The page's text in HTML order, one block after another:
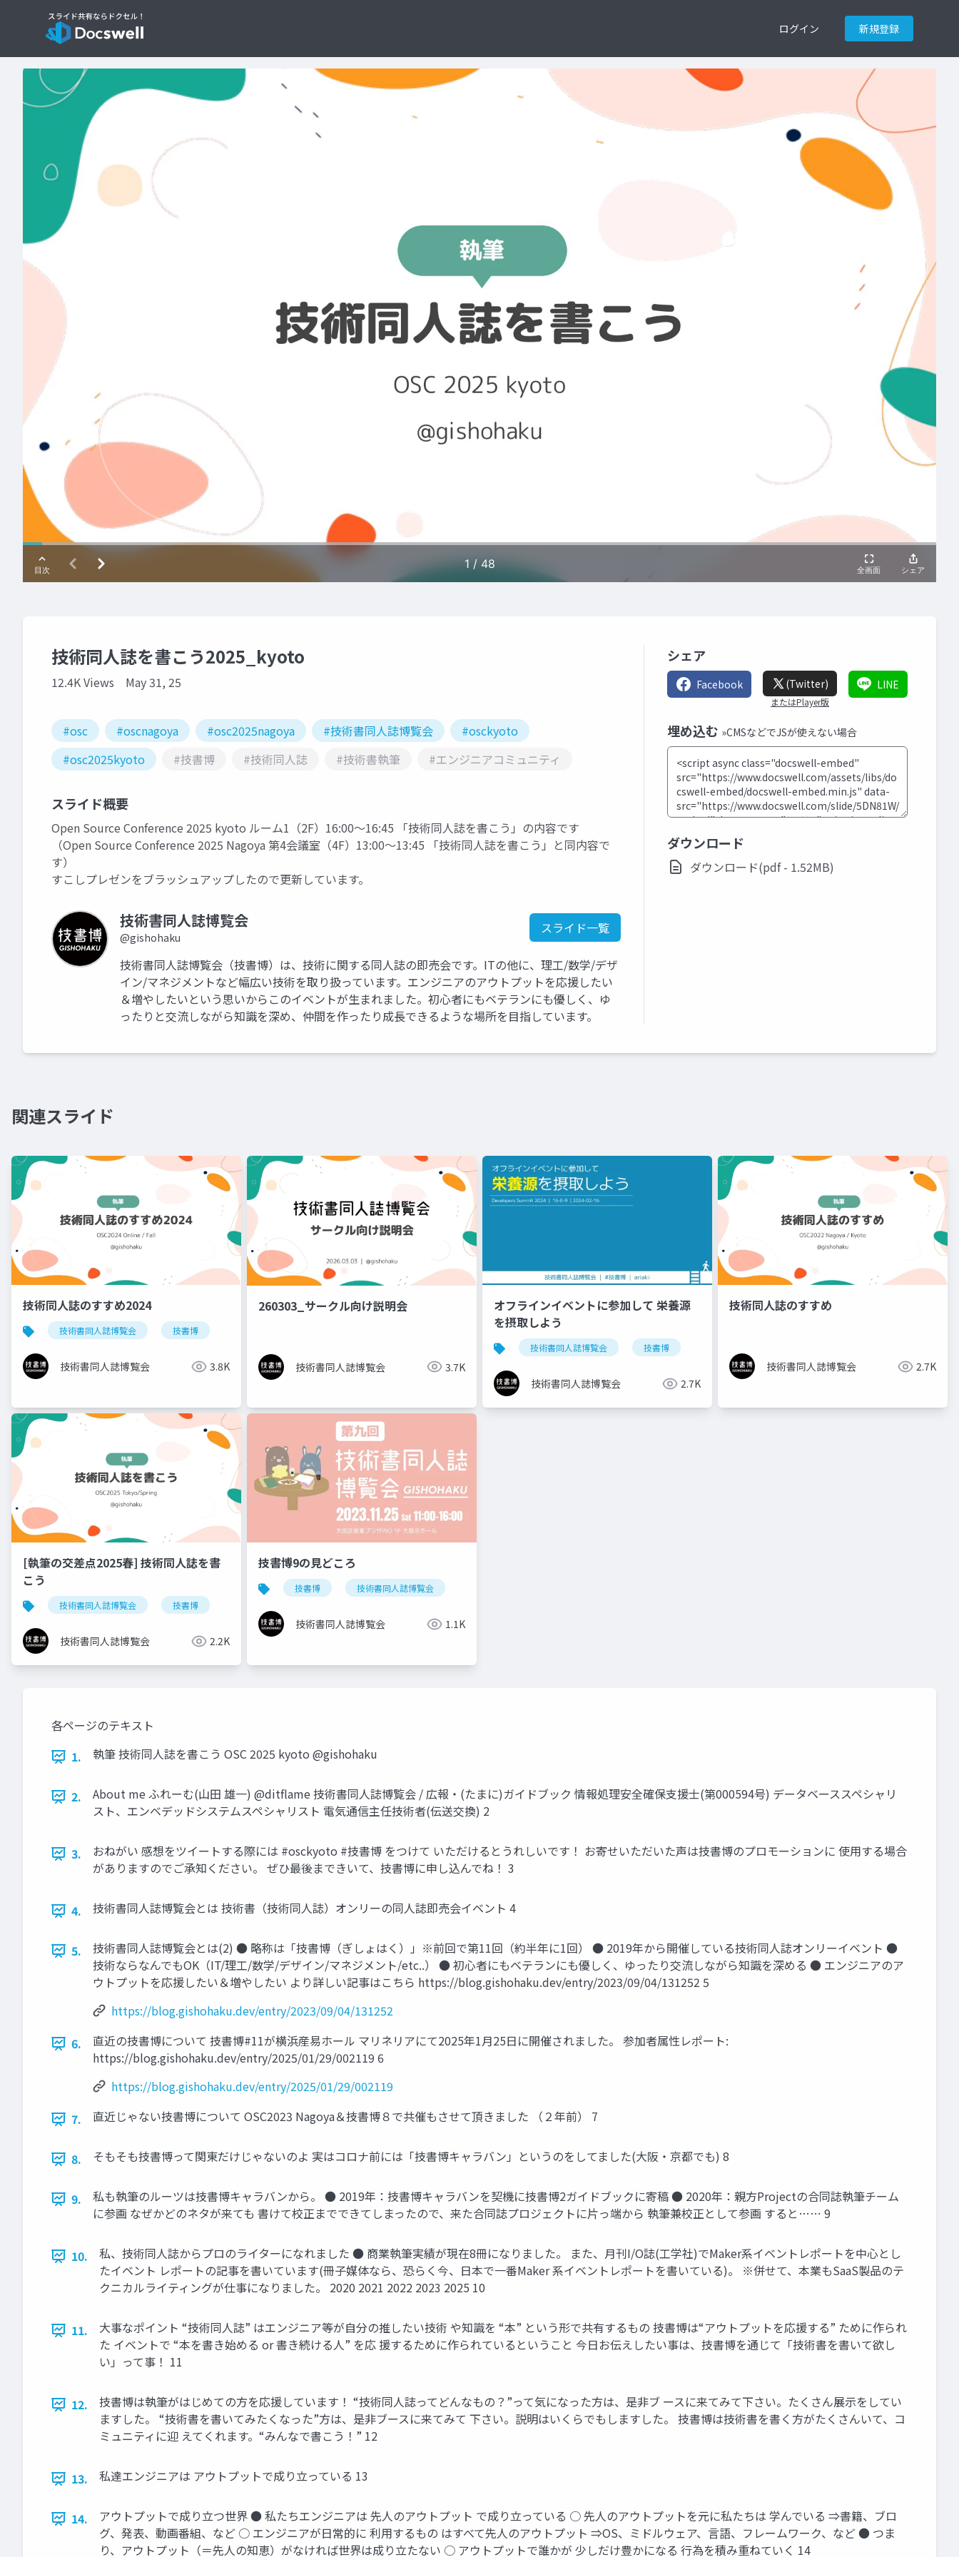
ログイン 新規登録
技術同人誌を書こう2025_kyoto
12.4K Views May 31, 25
#osc #oscnagoya #osc2025nagoya #技術書同人誌博覧会
#osckyoto
#osc2025kyoto
#技書博 #技術同人誌 #技術書執筆 #エンジニアコミュニティ
スライド概要
Open Source Conference 2025 kyoto ルーム1（2F）16:00～16:45 「技術同人誌を書こう」の内容です
（Open Source Conference 2025 Nagoya 第4会議室（4F）13:00～13:45 「技術同人誌を書こう」と同内容で
す）
すこしプレゼンをブラッシュアップしたので更新しています。
技術書同人誌博覧会
@gishohaku
スライド一覧
技術書同人誌博覧会（技書博）は、技術に関する同人誌の即売会です。ITの他に、理工/数学/デザ
イン/マネジメントなど幅広い技術を取り扱っています。エンジニアのアウトプットを応援したい
＆増やしたいという思いからこのイベントが生まれました。初心者にもベテランにも優しく、ゆ
ったりと交流しながら知識を深め、仲間を作ったり成長できるような場所を目指しています。
シェア
Facebook (Twitter)
またはPlayer版
LINE
埋め込む »CMSなどでJSが使えない場合
ダウンロード
ダウンロード(pdf - 1.52MB)
関連スライド
技術同人誌のすすめ2024
技術書同人誌博覧会 技書博
技術書同人誌博覧会 3.8K
260303_サークル向け説明会
技術書同人誌博覧会 3.7K
オフラインイベントに参加して 栄養源
を摂取しよう
技術書同人誌博覧会 技書博
技術書同人誌博覧会 2.7K
技術同人誌のすすめ
技術書同人誌博覧会 2.7K
[執筆の交差点2025春] 技術同人誌を書
こう
技術書同人誌博覧会 技書博
技術書同人誌博覧会 2.2K
技書博9の見どころ
技書博 技術書同人誌博覧会
技術書同人誌博覧会 1.1K
各ページのテキスト
1.
執筆 技術同人誌を書こう OSC 2025 kyoto @gishohaku
2.
About me ふれーむ(山田 雄一) @ditflame 技術書同人誌博覧会 / 広報・(たまに)ガイドブック 情報処理安全確保支援士(第000594号) データベーススペシャリ
スト、エンベデッドシステムスペシャリスト 電気通信主任技術者(伝送交換) 2
3.
おねがい 感想をツイートする際には #osckyoto #技書博 をつけて いただけるとうれしいです！ お寄せいただいた声は技書博のプロモーションに 使用する場合
がありますのでご承知ください。 ぜひ最後まできいて、技書博に申し込んでね！ 3
4. 技術書同人誌博覧会とは 技術書（技術同人誌）オンリーの同人誌即売会イベント 4
5.
技術書同人誌博覧会とは(2) ● 略称は「技書博（ぎしょはく）」※前回で第11回（約半年に1回） ● 2019年から開催している技術同人誌オンリーイベント ●
技術ならなんでもOK（IT/理工/数学/デザイン/マネジメント/etc..） ● 初心者にもベテランにも優しく、ゆったり交流しながら知識を深める ● エンジニアのア
ウトプットを応援したい＆増やしたい より詳しい記事はこちら https://blog.gishohaku.dev/entry/2023/09/04/131252 5
https://blog.gishohaku.dev/entry/2023/09/04/131252
6.
直近の技書博について 技書博#11が横浜産易ホール マリネリアにて2025年1月25日に開催されました。 参加者属性レポート:
https://blog.gishohaku.dev/entry/2025/01/29/002119 6
https://blog.gishohaku.dev/entry/2025/01/29/002119
7.
直近じゃない技書博について OSC2023 Nagoya＆技書博８で共催もさせて頂きました （２年前） 7
8. そもそも技書博って関東だけじゃないのよ 実はコロナ前には「技書博キャラバン」というのをしてました(大阪・京都でも) 8
9.
私も執筆のルーツは技書博キャラバンから。 ● 2019年：技書博キャラバンを契機に技書博2ガイドブックに寄稿 ● 2020年：親方Projectの合同誌執筆チーム
に参画 なぜかどのネタが来ても 書けて校正までできてしまったので、来た合同誌プロジェクトに片っ端から 執筆兼校正として参画 すると…… 9
10.
私、技術同人誌からプロのライターになれました ● 商業執筆実績が現在8冊になりました。 また、月刊I/O誌(工学社)でMaker系イベントレポートを中心とし
たイベント レポートの記事を書いています(冊子媒体なら、恐らく今、日本で一番Maker 系イベントレポートを書いている)。 ※併せて、本業もSaaS製品のテ
クニカルライティングが仕事になりました。 2020 2021 2022 2023 2025 10
11.
大事なポイント “技術同人誌” はエンジニア等が自分の推したい技術 や知識を “本” という形で共有するもの 技書博は“アウトプットを応援する” ために作られ
た イベントで “本を書き始める or 書き続ける人” を応 援するために作られているということ 今日お伝えしたい事は、技書博を通じて「技術書を書いて欲し
い」って事！ 11
12.
技書博は執筆がはじめての方を応援しています！ “技術同人誌ってどんなもの？”って気になった方は、是非ブ ースに来てみて下さい。たくさん展示をしてい
ますした。 “技術書を書いてみたくなった”方は、是非ブースに来てみて 下さい。説明はいくらでもしますした。 技書博は技術書を書く方がたくさんいて、コ
ミュニティに迎 えてくれます。“みんなで書こう！” 12
13. 私達エンジニアは アウトプットで成り立っている 13
14.
アウトプットで成り立つ世界 ● 私たちエンジニアは 先人のアウトプット で成り立っている ○ 先人のアウトプットを元に私たちは 学んでいる ⇒書籍、ブロ
グ、発表、動画番組、など ○ エンジニアが日常的に 利用するもの はすべて先人のアウトプット ⇒OS、ミドルウェア、言語、フレームワーク、など ● つま
り、アウトプット（＝先人の知恵）がなければ世界は成り立たない ○ アウトプットで誰かが 少しだけ豊かになる 行為を積み重ねていく 14